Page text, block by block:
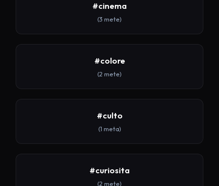
#cinema
(3 mete)
#colore
(2 mete)
#culto
(1 meta)
#curiosita
(2 mete)